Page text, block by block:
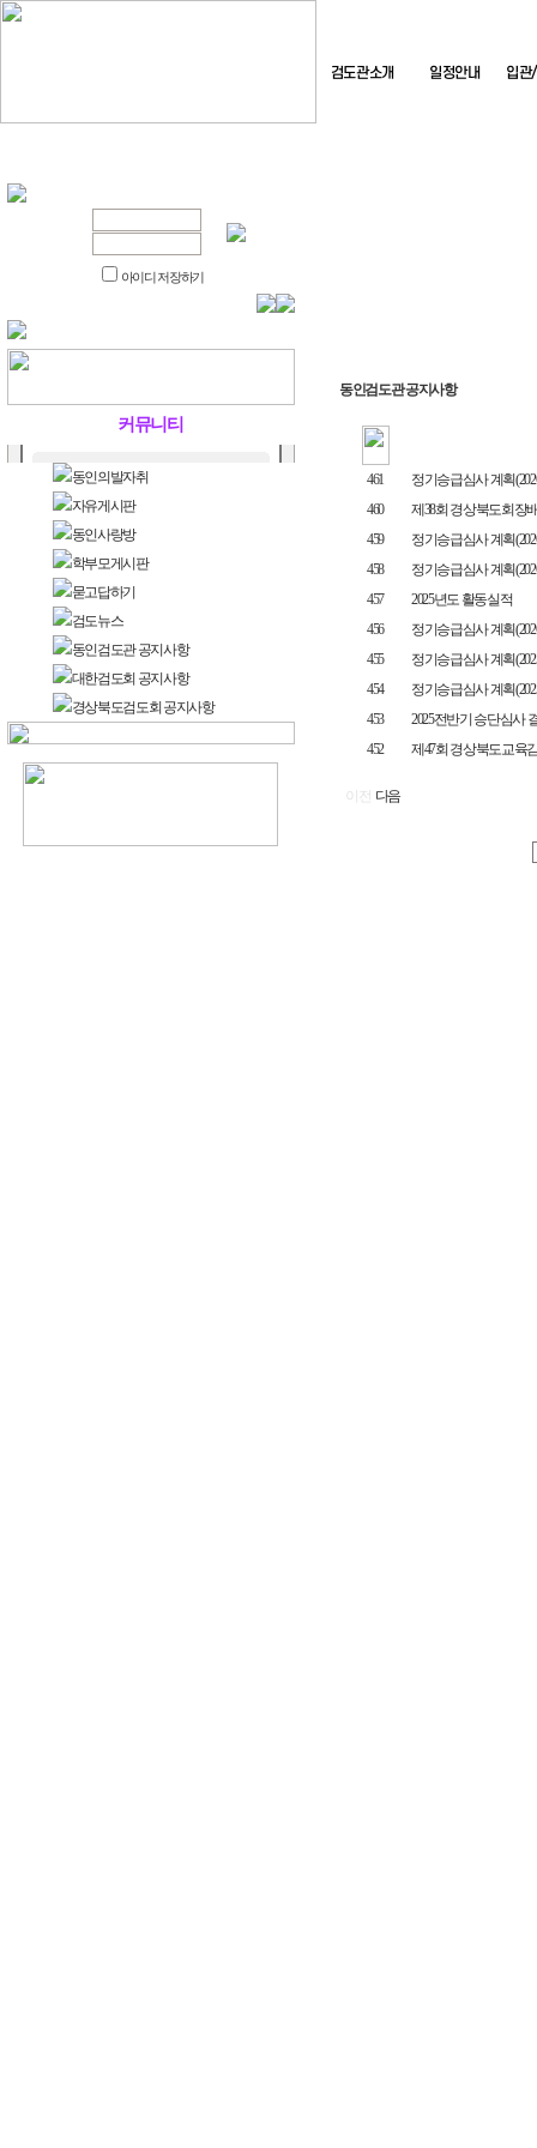
검도관소개 일정안내 입관
아이디 저장하기
커뮤니티
동인의발자취
자유게시판
동인사랑방
학부모게시판
묻고답하기
검도뉴스
동인검도관 공지사항
대한검도회 공지사항
경상북도검도회 공지사항
동인검도관 공지사항
461
정기승급심사 계획
460
제38회 경상북도회장
459
정기승급심사 계획
458
정기승급심사 계획
457
2025년도 활동실적
456
정기승급심사 계획
455
정기승급심사 계획
454
정기승급심사 계획
453
2025전반기 승단심사
452
제47회 경상북도교육
이전 다음